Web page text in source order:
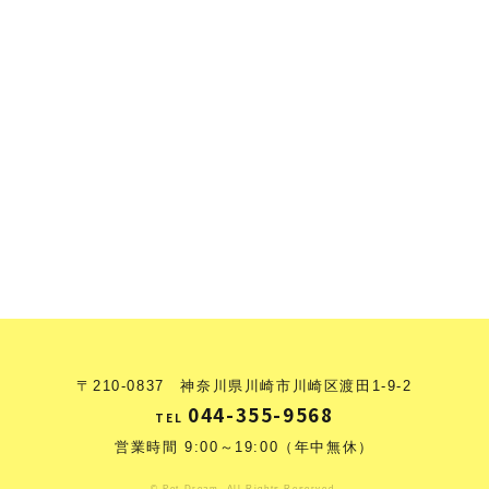
〒210-0837 神奈川県川崎市川崎区渡田1-9-2
TEL 044-355-9568
営業時間 9:00～19:00（年中無休）